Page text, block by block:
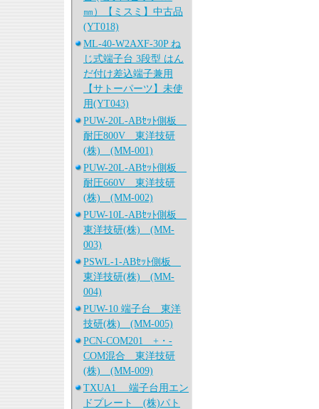
㎜）【ミスミ】中古品
(YT018)
ML-40-W2AXF-30P ね
じ式端子台 3段型 はん
だ付け差込端子兼用
【サトーパーツ】未使
用(YT043)
PUW-20L-ABｾｯﾄ側板
耐圧800V 東洋技研
(株) (MM-001)
PUW-20L-ABｾｯﾄ側板
耐圧660V 東洋技研
(株) (MM-002)
PUW-10L-ABｾｯﾄ側板
東洋技研(株) (MM-
003)
PSWL-1-ABｾｯﾄ側板
東洋技研(株) (MM-
004)
PUW-10 端子台 東洋
技研(株) (MM-005)
PCN-COM201 +・-
COM混合 東洋技研
(株) (MM-009)
TXUA1 端子台用エン
ドプレート (株)パト